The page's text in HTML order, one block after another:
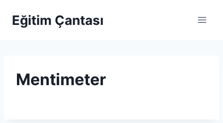
Eğitim Çantası
Mentimeter